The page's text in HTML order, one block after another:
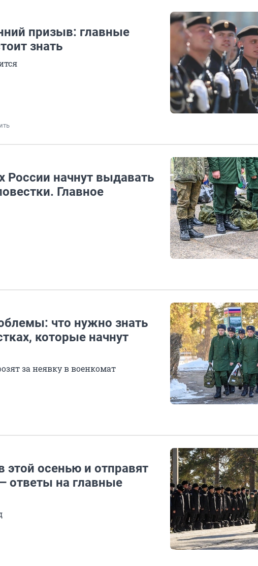
призыв: главные
знать
России начнут выдавать
Главное
что нужно знать
которые начнут
за неявку в военкомат
этой осенью и отправят
ответы на главные